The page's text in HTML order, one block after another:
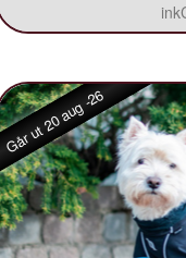
Går ut 20 aug -26